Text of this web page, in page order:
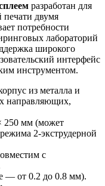
разработан для
печати двумя
потребности
лабораторий
широкого
интерфейс
инструментом.
из металла и
направляющих,
250 мм (может
2-экструдерной
с
— от 0.2 до 0.8 мм).